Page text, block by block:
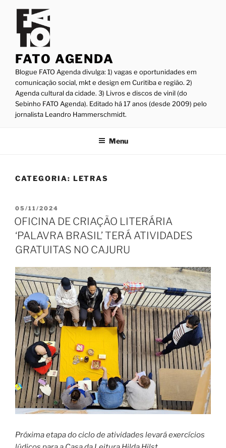
conteúdo
FATO AGENDA
Blogue FATO Agenda divulga: 1) vagas e oportunidades em
comunicação social, mkt e design em Curitiba e região. 2)
Agenda cultural da cidade. 3) Livros e discos de vinil (do
Sebinho FATO Agenda). Editado há 17 anos (desde 2009) pelo
jornalista Leandro Hammerschmidt.
Menu
CATEGORIA: LETRAS
PUBLICADO
EM
05/11/2024
OFICINA DE CRIAÇÃO LITERÁRIA
‘PALAVRA BRASIL’ TERÁ ATIVIDADES
GRATUITAS NO CAJURU
Próxima etapa do ciclo de atividades levará exercícios